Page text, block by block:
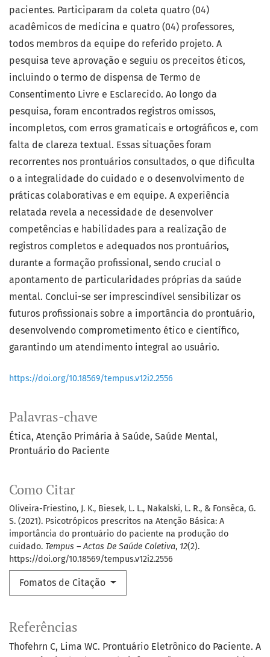
Palavras-chave
Ética Atenção Primária à Saúde Saúde Mental
Prontuário do Paciente
Como Citar
Oliveira-Friestino, J. K., Biesek, L. L., Nakalski, L. R., & Fonsêca, G.
S. (2021). Psicotrópicos prescritos na Atenção Básica: A
importância do prontuário do paciente na produção do
cuidado. Tempus – Actas De Saúde Coletiva, 12(2).
https://doi.org/10.18569/tempus.v12i2.2556
Fomatos de Citação
pacientes. Participaram da coleta quatro (04)
acadêmicos de medicina e quatro (04) professores,
todos membros da equipe do referido projeto. A
pesquisa teve aprovação e seguiu os preceitos éticos,
incluindo o termo de dispensa de Termo de
Consentimento Livre e Esclarecido. Ao longo da
pesquisa, foram encontrados registros omissos,
incompletos, com erros gramaticais e ortográficos e, com
falta de clareza textual. Essas situações foram
recorrentes nos prontuários consultados, o que dificulta
o a integralidade do cuidado e o desenvolvimento de
práticas colaborativas e em equipe. A experiência
relatada revela a necessidade de desenvolver
competências e habilidades para a realização de
registros completos e adequados nos prontuários,
durante a formação profissional, sendo crucial o
apontamento de particularidades próprias da saúde
mental. Conclui-se ser imprescindível sensibilizar os
futuros profissionais sobre a importância do prontuário,
desenvolvendo comprometimento ético e científico,
garantindo um atendimento integral ao usuário.
https://doi.org/10.18569/tempus.v12i2.2556
Referências
Thofehrn C, Lima WC. Prontuário Eletrônico do Paciente. A